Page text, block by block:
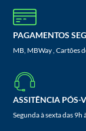
PAGAMENTOS
MB, MBWay , Cartões
ASSITÊNCIA PÓS-
Segunda à sexta das 9h